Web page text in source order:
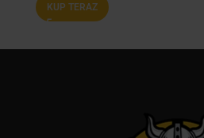
KUP TERAZ